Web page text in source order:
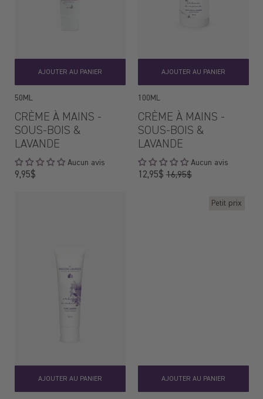
AJOUTER AU PANIER
50ML
CRÈME À MAINS -
SOUS-BOIS &
LAVANDE
Aucun avis
9,95$Prix
AJOUTER AU PANIER
100ML
CRÈME À MAINS -
SOUS-BOIS &
LAVANDE
Aucun avis
12,95$Prix
16,95$
AJOUTER AU PANIER AJOUTER AU PANIER
Petit prix